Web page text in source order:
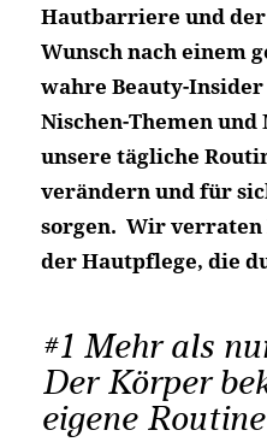
Hautbarriere und
Wunsch nach einem
wahre Beauty-Insider
Nischen-Themen
unsere tägliche
verändern und für
sorgen. Wir
der Hautpflege, die
#1 Mehr als
Der Körper
eigene Routine